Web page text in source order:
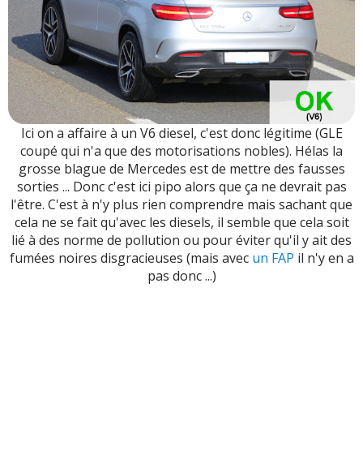
Ici on a affaire à un V6 diesel, c'est donc légitime (GLE
coupé qui n'a que des motorisations nobles). Hélas la
grosse blague de Mercedes est de mettre des fausses
sorties ... Donc c'est ici pipo alors que ça ne devrait pas
l'être. C'est à n'y plus rien comprendre mais sachant que
cela ne se fait qu'avec les diesels, il semble que cela soit
lié à des norme de pollution ou pour éviter qu'il y ait des
fumées noires disgracieuses (mais avec un FAP il n'y en a
pas donc ...)